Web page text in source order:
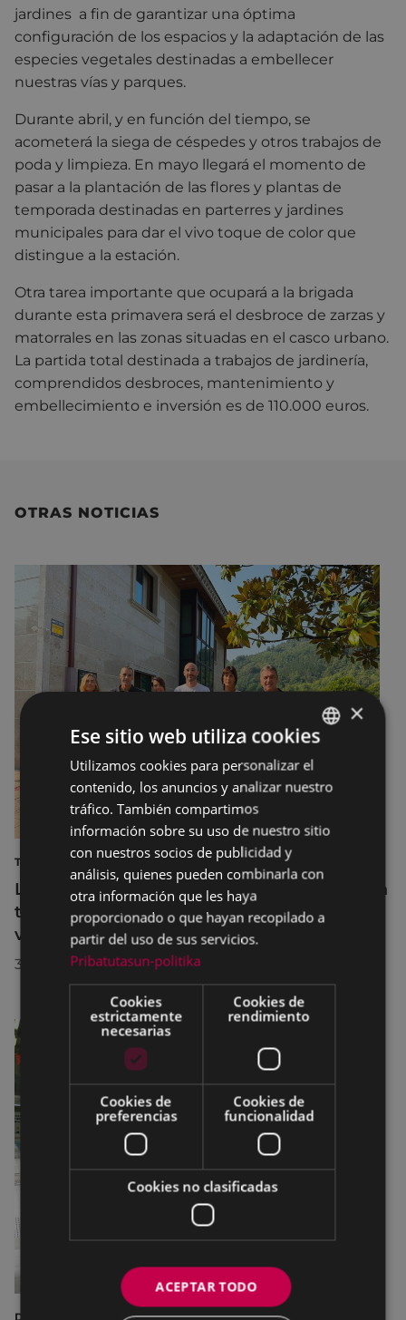
jardines a fin de garantizar una óptima
configuración de los espacios y la adaptación de las
especies vegetales destinadas a embellecer
nuestras vías y parques.
Durante abril, y en función del tiempo, se
acometerá la siega de céspedes y otros trabajos de
poda y limpieza. En mayo llegará el momento de
pasar a la plantación de las flores y plantas de
temporada destinadas en parterres y jardines
municipales para dar el vivo toque de color que
distingue a la estación.
Otra tarea importante que ocupará a la brigada
durante esta primavera será el desbroce de zarzas y
matorrales en las zonas situadas en el casco urbano.
La partida total destinada a trabajos de jardinería,
comprendidos desbroces, mantenimiento y
embellecimiento e inversión es de 110.000 euros.
OTRAS NOTICIAS
TURISMO
La diputada Azahara Domínguez destaca la
transformación turística de Eibar en su
visita a la localidad
30/07/2026
DEPORTES
BASQUE
SPANISH
×
Ese sitio web utiliza cookies
Utilizamos cookies para personalizar el
contenido, los anuncios y analizar nuestro
tráfico. También compartimos
información sobre su uso de nuestro sitio
con nuestros socios de publicidad y
análisis, quienes pueden combinarla con
otra información que les haya
proporcionado o que hayan recopilado a
partir del uso de sus servicios.
Pribatutasun-politika
Cookies
estrictamente
necesarias
Cookies de
rendimiento
Cookies de
preferencias
Cookies de
funcionalidad
Cookies no clasificadas
ACEPTAR TODO